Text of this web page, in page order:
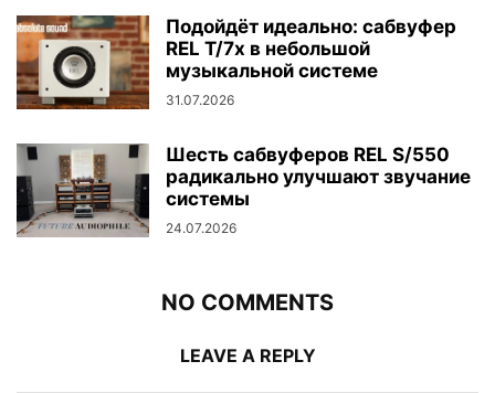
Подойдёт идеально: сабвуфер
REL T/7x в небольшой
музыкальной системе
31.07.2026
Шесть сабвуферов REL S/550
радикально улучшают звучание
системы
24.07.2026
NO COMMENTS
LEAVE A REPLY